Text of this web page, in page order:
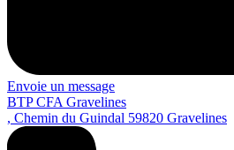
Envoie un message
BTP CFA Gravelines
, Chemin du Guindal 59820 Gravelines